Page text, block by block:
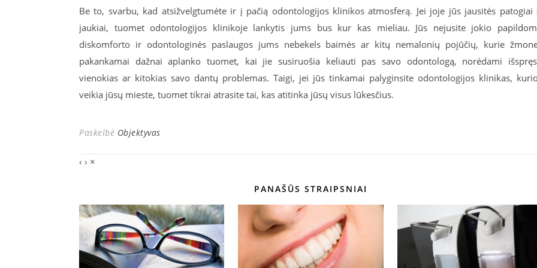
Be to, svarbu, kad atsižvelgtumėte ir į pačią odontologijos klinikos atmosferą. Jei joje jūs jausitės patogiai
jaukiai, tuomet odontologijos klinikoje lankytis jums bus kur kas mieliau. Jūs nejusite jokio
diskomforto ir odontologinės paslaugos jums nebekels baimės ar kitų nemalonių pojūčių, kurie
pakankamai dažnai aplanko tuomet, kai jie susiruošia keliauti pas savo odontologą, norėdami
vienokias ar kitokias savo dantų problemas. Taigi, jei jūs tinkamai palyginsite odontologijos klinikas,
veikia jūsų mieste, tuomet tikrai atrasite tai, kas atitinka jūsų visus lūkesčius.
Paskelbė Objektyvas
‹ › ×
PANAŠŪS STRAIPSNIAI